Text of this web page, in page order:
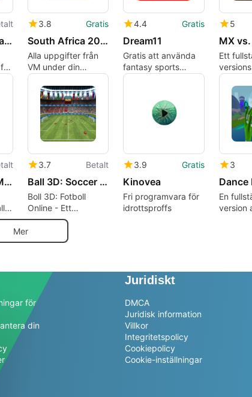
Golf with the Lads
3.8 Gratis
South Africa 2010 - World Cup
Alla uppgifter från
VM under din
kontroll
4.4 Gratis
Dream11
Gratis att använda
fantasy sports
plattform
5
Ett
NCAA March Madness Live
3.7 Betalt
Ball 3D: Soccer Online
Boll 3D: Fotboll
Online - Ett
multiplayer
sportspel
3.9 Gratis
Kinovea
Fri programvara för
idrottsproffs
3
Dance
En
version
Mer
för
din
Juridiskt
DMCA
Juridisk information
Villkor
Integritetspolicy
Cookiepolicy
Cookie-inställningar